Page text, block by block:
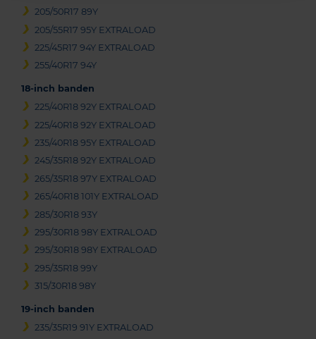
205/50R17 89Y
205/55R17 95Y EXTRALOAD
225/45R17 94Y EXTRALOAD
255/40R17 94Y
18-inch banden
225/40R18 92Y EXTRALOAD
225/40R18 92Y EXTRALOAD
235/40R18 95Y EXTRALOAD
245/35R18 92Y EXTRALOAD
265/35R18 97Y EXTRALOAD
265/40R18 101Y EXTRALOAD
285/30R18 93Y
295/30R18 98Y EXTRALOAD
295/30R18 98Y EXTRALOAD
295/35R18 99Y
315/30R18 98Y
19-inch banden
235/35R19 91Y EXTRALOAD